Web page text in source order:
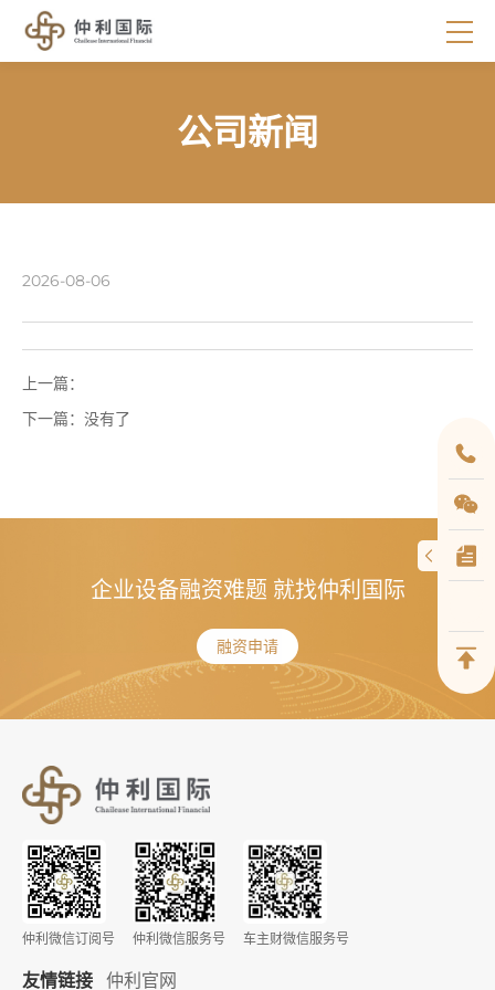
公司新闻
2026-08-06
上一篇：
下一篇： 没有了
企业设备融资难题 就找仲利国际
融资申请
仲利微信订阅号 仲利微信服务号 车主财微信服务号
友情链接 仲利官网